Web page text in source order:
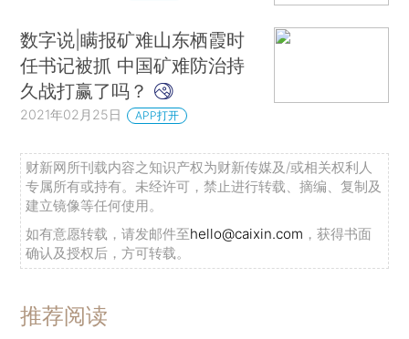
数字说|瞒报矿难山东栖霞时
任书记被抓 中国矿难防治持
久战打赢了吗？
2021年02月25日 APP打开
财新网所刊载内容之知识产权为财新传媒及/或相关权利人
专属所有或持有。未经许可，禁止进行转载、摘编、复制及
建立镜像等任何使用。
如有意愿转载，请发邮件至hello@caixin.com ，获得书面
确认及授权后，方可转载。
推荐阅读